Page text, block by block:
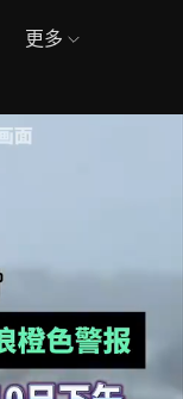
更多